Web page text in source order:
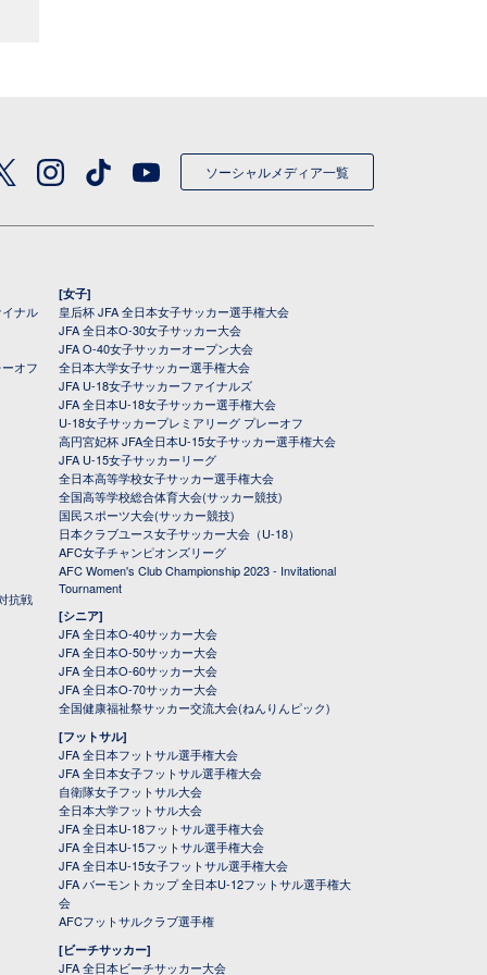
ソーシャルメディア一覧
ナル
オフ
抗戦
[女子]
皇后杯 JFA 全日本女子サッカー選手権大会
JFA 全日本O-30女子サッカー大会
JFA O-40女子サッカーオープン大会
全日本大学女子サッカー選手権大会
JFA U-18女子サッカーファイナルズ
JFA 全日本U-18女子サッカー選手権大会
U-18女子サッカープレミアリーグ プレーオフ
高円宮妃杯 JFA全日本U-15女子サッカー選手権大会
JFA U-15女子サッカーリーグ
全日本高等学校女子サッカー選手権大会
全国高等学校総合体育大会(サッカー競技)
国民スポーツ大会(サッカー競技)
日本クラブユース女子サッカー大会（U-18）
AFC女子チャンピオンズリーグ
AFC Women's Club Championship 2023 - Invitational
Tournament
[シニア]
JFA 全日本O-40サッカー大会
JFA 全日本O-50サッカー大会
JFA 全日本O-60サッカー大会
JFA 全日本O-70サッカー大会
全国健康福祉祭サッカー交流大会(ねんりんピック)
[フットサル]
JFA 全日本フットサル選手権大会
JFA 全日本女子フットサル選手権大会
自衛隊女子フットサル大会
全日本大学フットサル大会
JFA 全日本U-18フットサル選手権大会
JFA 全日本U-15フットサル選手権大会
JFA 全日本U-15女子フットサル選手権大会
JFA バーモントカップ 全日本U-12フットサル選手権大
会
AFCフットサルクラブ選手権
[ビーチサッカー]
JFA 全日本ビーチサッカー大会